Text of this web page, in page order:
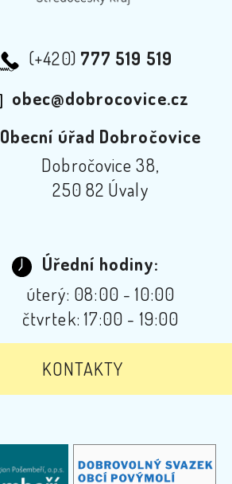
(+420) 777 519 519
obec@dobrocovice.cz
Obecní úřad Dobročovice
Dobročovice 38,
250 82 Úvaly
Úřední hodiny:
úterý: 08:00 - 10:00
čtvrtek: 17:00 - 19:00
KONTAKTY